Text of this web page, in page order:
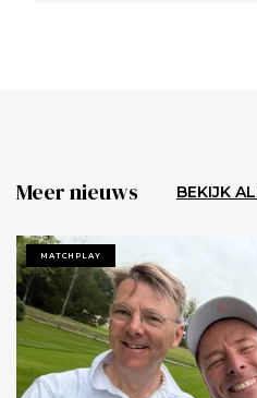
Meer nieuws BEKIJK
MATCHPLAY